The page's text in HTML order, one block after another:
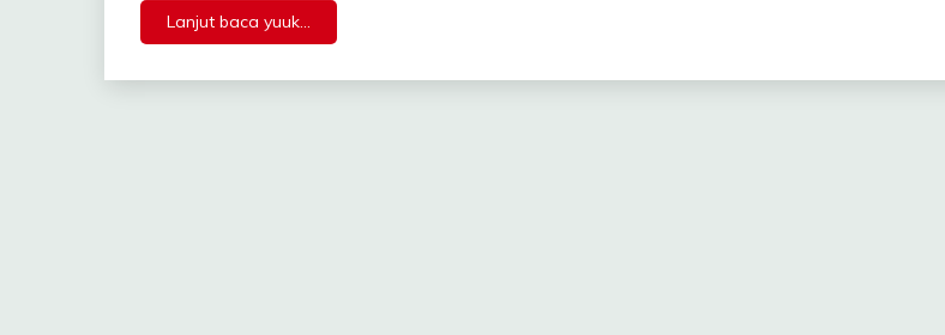
Lanjut baca yuuk...